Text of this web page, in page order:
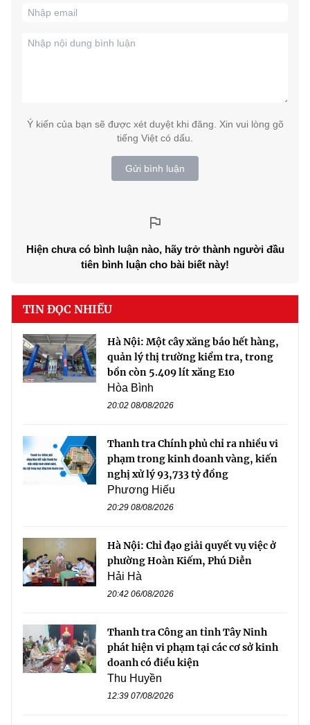
Ý kiến của bạn sẽ được xét duyệt khi đăng. Xin vui lòng gõ
tiếng Việt có dấu.
Gửi bình luận
Hiện chưa có bình luận nào, hãy trở thành người đầu
tiên bình luận cho bài biết này!
TIN ĐỌC NHIỀU
Hà Nội: Một cây xăng báo hết hàng,
quản lý thị trường kiểm tra, trong
bồn còn 5.409 lít xăng E10
Hòa Bình
20:02 08/08/2026
Thanh tra Chính phủ chỉ ra nhiều vi
phạm trong kinh doanh vàng, kiến
nghị xử lý 93,733 tỷ đồng
Phương Hiếu
20:29 08/08/2026
Hà Nội: Chỉ đạo giải quyết vụ việc ở
phường Hoàn Kiếm, Phú Diễn
Hải Hà
20:42 06/08/2026
Thanh tra Công an tỉnh Tây Ninh
phát hiện vi phạm tại các cơ sở kinh
doanh có điều kiện
Thu Huyền
12:39 07/08/2026